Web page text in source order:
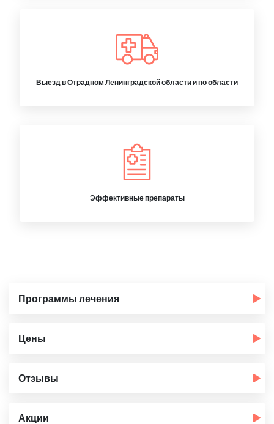
Выезд в Отрадном Ленинградской области и по области
Эффективные препараты
Программы лечения
Цены
Отзывы
Акции